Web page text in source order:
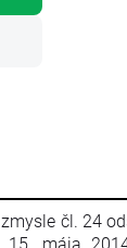
čl. 24
15. mája